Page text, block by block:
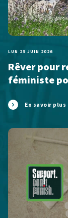
LUN 29 JUIN 2026
Rêver pour
féministe
En savoir plus